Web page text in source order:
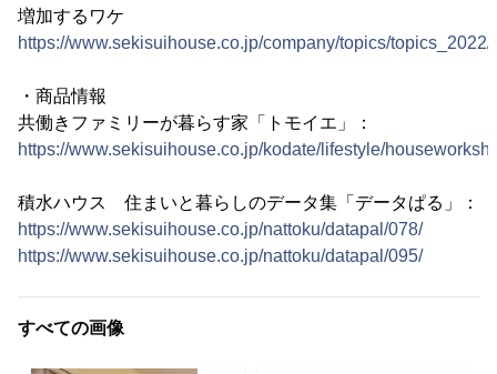
増加するワケ
https://www.sekisuihouse.co.jp/company/topics/
・商品情報
共働きファミリーが暮らす家「トモイエ」：
https://www.sekisuihouse.co.jp/kodate/lifestyle/
積水ハウス 住まいと暮らしのデータ集「データぱる」：
https://www.sekisuihouse.co.jp/nattoku/datapal/078/
https://www.sekisuihouse.co.jp/nattoku/datapal/095/
すべての画像